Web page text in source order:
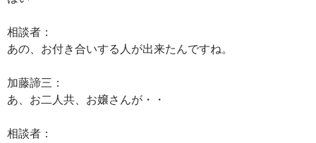
相談者：
あの、お付き合いする人が出来たんですね。
加藤諦三：
あ、お二人共、お嬢さんが・・
相談者：